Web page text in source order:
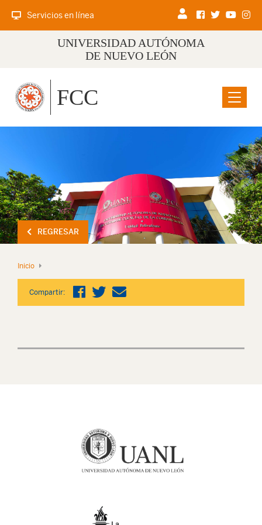
Servicios en línea
UNIVERSIDAD AUTÓNOMA
DE NUEVO LEÓN
Menu
FCC
REGRESAR
Inicio
Compartir: